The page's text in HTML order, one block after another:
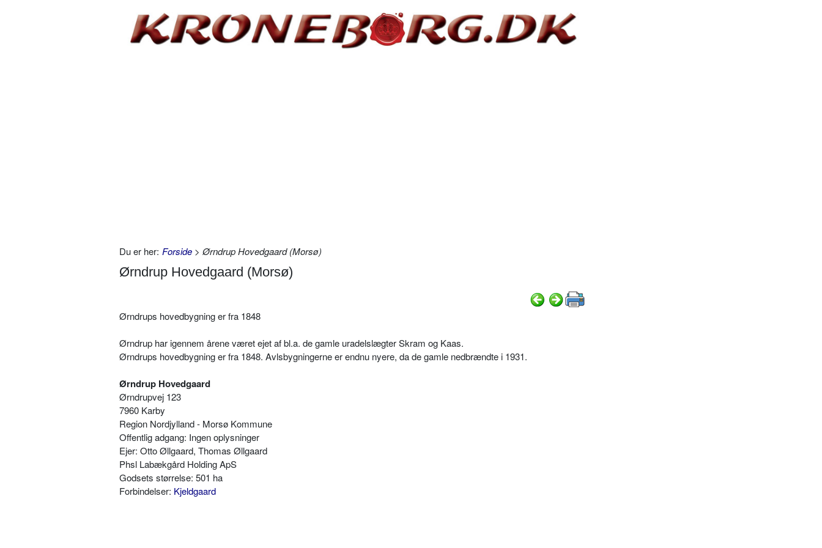
Du er her: Forside > Ørndrup Hovedgaard (Morsø)
Ørndrup Hovedgaard (Morsø)
Ørndrups hovedbygning er fra 1848
Ørndrup har igennem årene været ejet af bl.a. de gamle uradelslægter Skram og Kaas.
Ørndrups hovedbygning er fra 1848. Avlsbygningerne er endnu nyere, da de gamle nedbrændte i 1931.
Ørndrup Hovedgaard
Ørndrupvej 123
7960 Karby
Region Nordjylland - Morsø Kommune
Offentlig adgang: Ingen oplysninger
Ejer: Otto Øllgaard, Thomas Øllgaard
Phsl Labækgård Holding ApS
Godsets størrelse: 501 ha
Forbindelser: Kjeldgaard